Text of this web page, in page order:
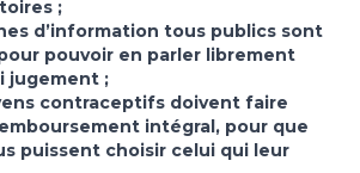
;
d’information tous publics sont
pouvoir en parler librement
jugement ;
contraceptifs doivent faire
intégral, pour que
puissent choisir celui qui leur